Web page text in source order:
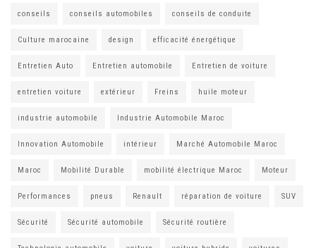
conseils conseils automobiles conseils de conduite
Culture marocaine design efficacité énergétique
Entretien Auto Entretien automobile Entretien de voiture
entretien voiture extérieur Freins huile moteur
industrie automobile Industrie Automobile Maroc
Innovation Automobile intérieur Marché Automobile Maroc
Maroc Mobilité Durable mobilité électrique Maroc Moteur
Performances pneus Renault réparation de voiture SUV
Sécurité Sécurité automobile Sécurité routière